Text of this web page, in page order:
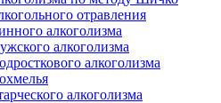
отравления
алкоголизма
алкоголизма
алкоголизма
алкоголизма